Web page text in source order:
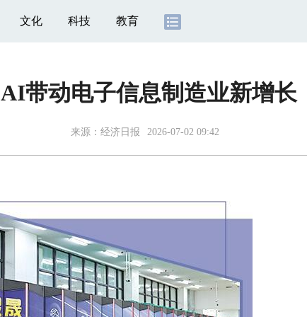
文化 科技 教育
AI带动电子信息制造业新增长
来源： 经济日报 2026-07-02 09:42